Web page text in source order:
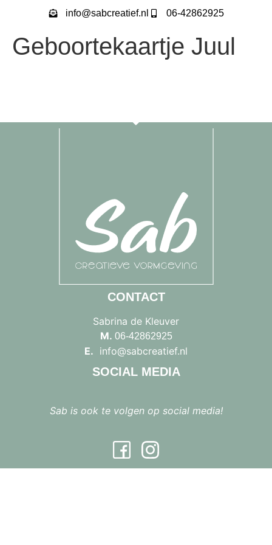
info@sabcreatief.nl 06-42862925
Geboortekaartje Juul
CONTACT
Sabrina de Kleuver
M. 06-42862925
E. info@sabcreatief.nl
SOCIAL MEDIA
Sab is ook te volgen op social media!